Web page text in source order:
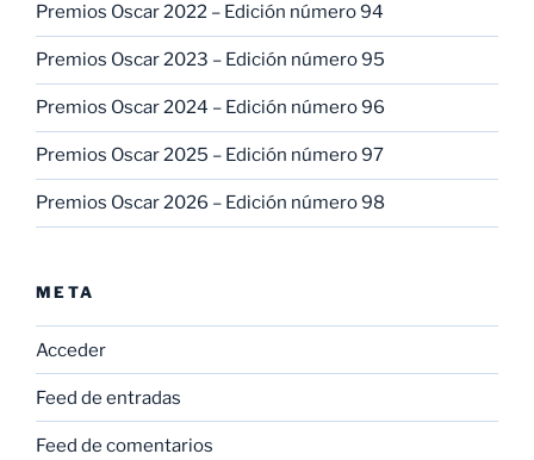
Premios Oscar 2022 – Edición número 94
Premios Oscar 2023 – Edición número 95
Premios Oscar 2024 – Edición número 96
Premios Oscar 2025 – Edición número 97
Premios Oscar 2026 – Edición número 98
META
Acceder
Feed de entradas
Feed de comentarios